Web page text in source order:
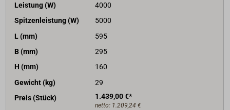
Leistung (W)
4000
Spitzenleistung (W)
5000
L (mm)
595
B (mm)
295
H (mm)
160
Gewicht (kg)
29
Preis (Stück)
1.439,00 €*
netto: 1.209,24 €